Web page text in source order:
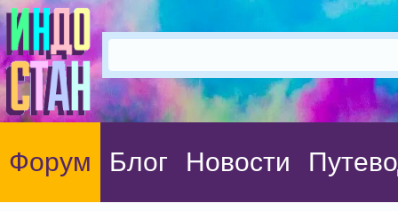
Форум Блог Новости